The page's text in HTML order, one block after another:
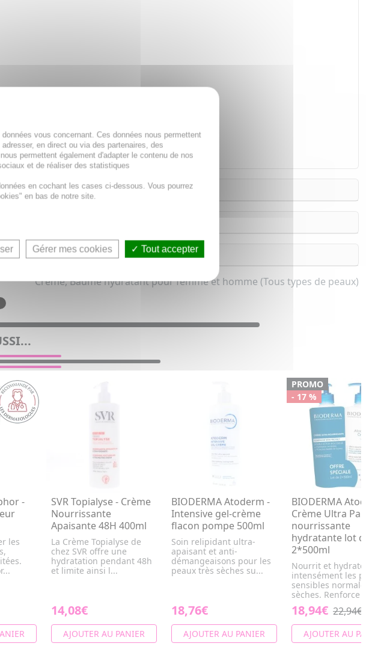
Crème, Baume hydratant pour femme et homme (Tous types de peaux)
-
les
SVR Topialyse - Crème
Nourrissante
Apaisante 48H 400ml
La Crème Topialyse de
chez SVR offre une
hydratation pendant 48h
et limite ainsi l...
14,08€
AJOUTER AU PANIER
BIODERMA Atoderm -
Intensive gel-crème
flacon pompe 500ml
Soin relipidant ultra-
apaisant et anti-
démangeaisons pour les
peaux très sèches su...
18,76€
AJOUTER AU PANIER
PROMO
- 17 %
BIODERMA
Crème Ultra
nourrissante
hydratante lot
2*500ml
Nourrit et hydrate
intensément les
sensibles
sèches. Renforce
18,94€ 22,94€
AJOUTER AU
vous concernant. Ces données nous permettent
en direct ou via des partenaires, des
permettent également d'adapter le contenu de nos
et de réaliser des statistiques
en cochant les cases ci-dessous. Vous pourrez
en bas de notre site.
Gérer mes cookies Tout accepter